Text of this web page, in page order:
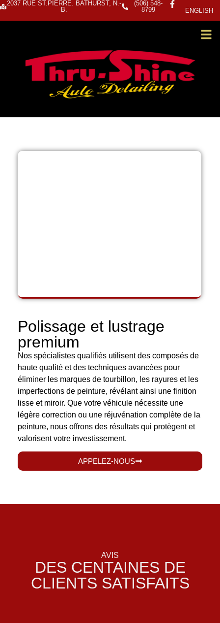
2037 RUE ST.PIERRE. BATHURST, N.-
B.
(506) 548-
8799
ENGLISH
Polissage et lustrage
premium
Nos spécialistes qualifiés utilisent des composés de
haute qualité et des techniques avancées pour
éliminer les marques de tourbillon, les rayures et les
imperfections de peinture, révélant ainsi une finition
lisse et miroir. Que votre véhicule nécessite une
légère correction ou une réjuvénation complète de la
peinture, nous offrons des résultats qui protègent et
valorisent votre investissement.
APPELEZ-NOUS
AVIS
DES CENTAINES DE
CLIENTS SATISFAITS